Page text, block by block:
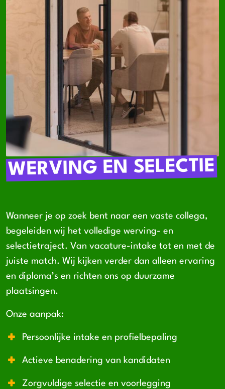
WERVING EN SELECTIE
Wanneer je op zoek bent naar een vaste collega,
begeleiden wij het volledige werving- en
selectietraject. Van vacature-intake tot en met de
juiste match. Wij kijken verder dan alleen ervaring
en diploma’s en richten ons op duurzame
plaatsingen.
Onze aanpak:
Persoonlijke intake en profielbepaling
Actieve benadering van kandidaten
Zorgvuldige selectie en voorlegging